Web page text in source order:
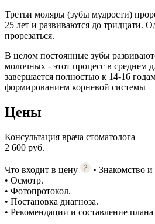
Третьи моляры (зубы мудрости)
25 лет и развиваются до тридцати.
прорезаться.
В целом постоянные зубы
молочных - этот процесс в среднем
завершается полностью к 14-16
формированием корневой системы
Цены
Консультация врача стоматолога
2 600 руб.
Что входит в цену
• Знакомство
• Осмотр.
• Фотопротокол.
• Постановка диагноза.
• Рекомендации и составление